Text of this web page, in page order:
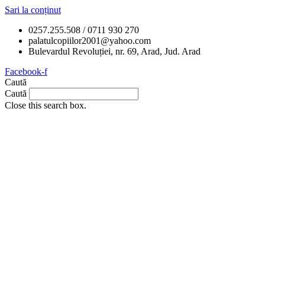
Sari la conținut
0257.255.508 / 0711 930 270
palatulcopiilor2001@yahoo.com
Bulevardul Revoluției, nr. 69, Arad, Jud. Arad
Facebook-f
Caută
Caută
Close this search box.